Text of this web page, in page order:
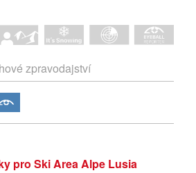
zpravodajství
pro Ski Area Alpe Lusia